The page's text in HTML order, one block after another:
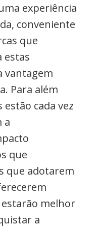
experiência
conveniente
que
estas
vantagem
Para além
cada vez
a
que
que adotarem
melhor
a